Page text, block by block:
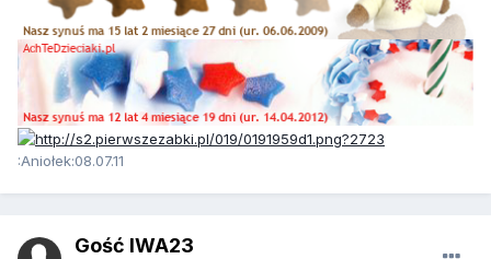
:Aniołek:08.07.11
Gość IWA23